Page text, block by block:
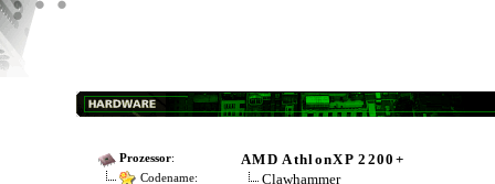
Prozessor: AMD AthlonXP 2200+
Codename: Clawhammer